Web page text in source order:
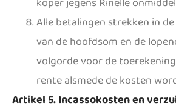
Alle betalingen strekken in
van de hoofdsom en de
volgorde voor de
rente alsmede de kosten
Artikel 5. Incassokosten en